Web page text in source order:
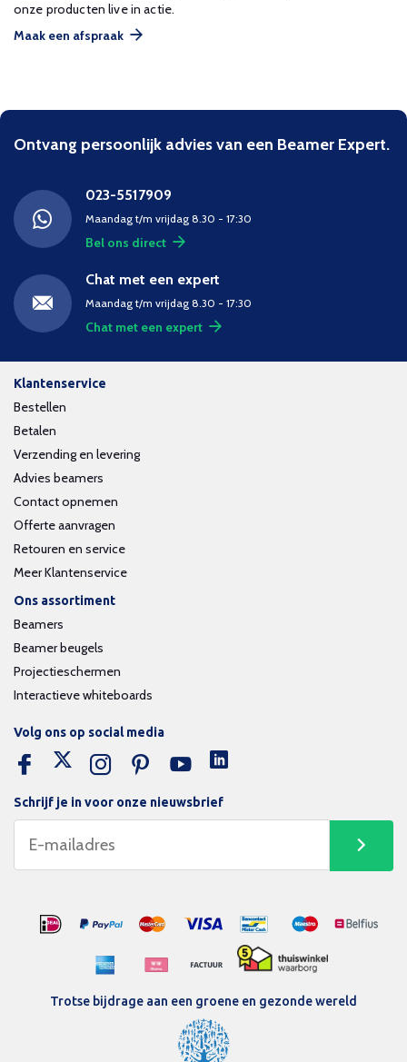
onze producten live in actie.
Maak een afspraak
Ontvang persoonlijk advies van een Beamer Expert.
023-5517909
Maandag t/m vrijdag 8.30 - 17:30
Bel ons direct
Chat met een expert
Maandag t/m vrijdag 8.30 - 17:30
Chat met een expert
Klantenservice
Bestellen
Betalen
Verzending en levering
Advies beamers
Contact opnemen
Offerte aanvragen
Retouren en service
Meer Klantenservice
Ons assortiment
Beamers
Beamer beugels
Projectieschermen
Interactieve whiteboards
Schrijf je in voor onze nieuwsbrief
Volg ons op social media
Trotse bijdrage aan een groene en gezonde wereld